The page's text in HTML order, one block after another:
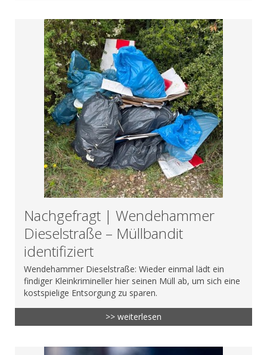
Nachgefragt | Wendehammer
Dieselstraße – Müllbandit
identifiziert
Wendehammer Dieselstraße: Wieder einmal lädt ein
findiger Kleinkrimineller hier seinen Müll ab, um sich eine
kostspielige Entsorgung zu sparen.
>> weiterlesen